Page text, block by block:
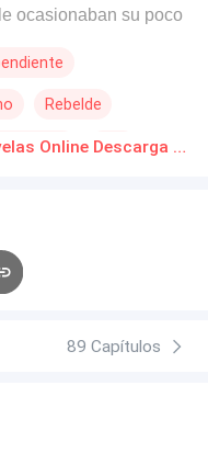
ocasionaban su poco
por una joven que
que no miran a los
de que Nickolau
Grecia sino en Toda
el magnate
universal
y otros
a Londres, donde
Rebelde
oscuro CEO A DIEZ PASOS DE UN GRIEGO Novelas Online Descarga gratuita de PDF
89 Capítulos